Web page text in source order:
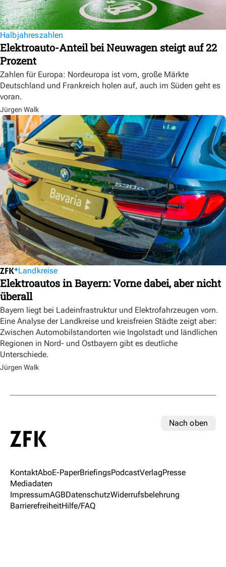
Halbjahreszahlen
Elektroauto-Anteil bei Neuwagen steigt auf 22
Prozent
Zahlen für Europa: Nordeuropa ist vorn, große Märkte
Deutschland und Frankreich holen auf, auch im Süden geht es
voran.
Jürgen Walk
Landkreise
Elektroautos in Bayern: Vorne dabei, aber nicht
überall
Bayern liegt bei Ladeinfrastruktur und Elektrofahrzeugen vorn.
Eine Analyse der Landkreise und kreisfreien Städte zeigt aber:
Zwischen Automobilstandorten wie Ingolstadt und ländlichen
Regionen in Nord- und Ostbayern gibt es deutliche
Unterschiede.
Jürgen Walk
Nach oben
KontaktAboE-PaperBriefingsPodcastVerlagPresse
Mediadaten
ImpressumAGBDatenschutzWiderrufsbelehrung
BarrierefreiheitHilfe/FAQ